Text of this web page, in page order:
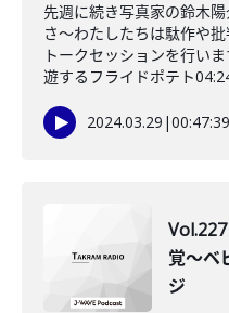
先週に続き写真家の鈴木
さ〜わたしたちは駄作や
トークセッションを行い
遊するフライドポテト
2024.03.29 |00:47:39
覚〜ベ
ジ